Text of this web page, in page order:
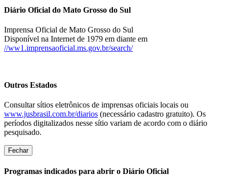
Diário Oficial do Mato Grosso do Sul
Imprensa Oficial de Mato Grosso do Sul
Disponível na Internet de 1979 em diante em
//ww1.imprensaoficial.ms.gov.br/search/
Outros Estados
Consultar sítios eletrônicos de imprensas oficiais locais ou
www.jusbrasil.com.br/diarios (necessário cadastro gratuito). Os
períodos digitalizados nesse sítio variam de acordo com o diário
pesquisado.
Fechar
Programas indicados para abrir o Diário Oficial